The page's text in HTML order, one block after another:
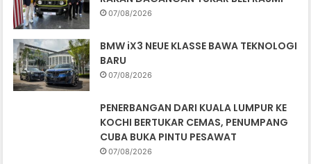
07/08/2026
BMW iX3 NEUE KLASSE BAWA TEKNOLOGI
BARU
07/08/2026
PENERBANGAN DARI KUALA LUMPUR KE
KOCHI BERTUKAR CEMAS, PENUMPANG
CUBA BUKA PINTU PESAWAT
07/08/2026